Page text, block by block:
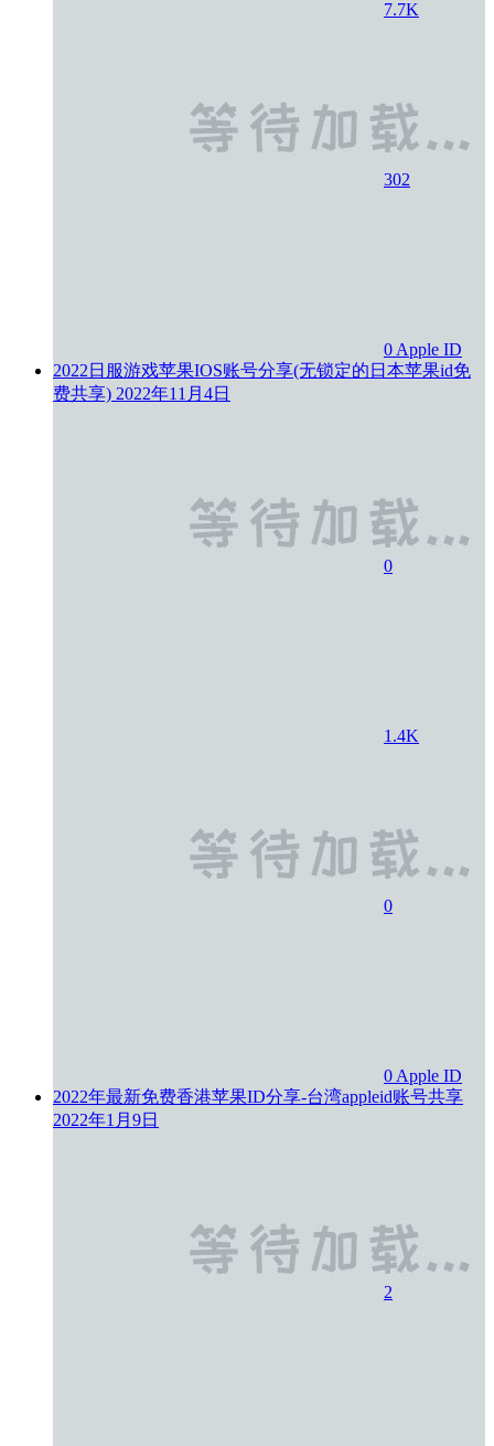
7.7K
302
0 Apple ID
2022日服游戏苹果IOS账号分享(无锁定的日本苹果id免
费共享) 2022年11月4日
0
1.4K
0
0 Apple ID
2022年最新免费香港苹果ID分享-台湾appleid账号共享
2022年1月9日
2